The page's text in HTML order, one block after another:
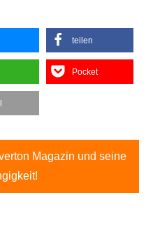
teilen
Pocket
Magazin und seine